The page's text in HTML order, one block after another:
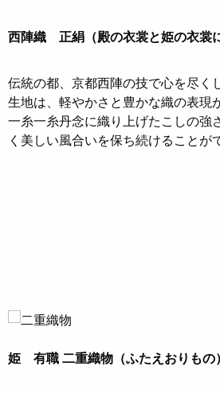
西陣織 正絹（殿の衣裳と姫の衣裳
伝統の都、京都西陣の技で心を尽く
生地は、軽やかさと豊かな織の表現
一糸一糸丹念に織り上げたこしの強
く美しい風合いを保ち続けることが
姫 有職 二重織物（ふたえおりもの）